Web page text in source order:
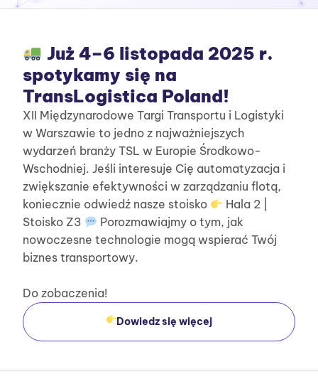
Już 4–6 listopada 2025 r.
spotykamy się na
TransLogistica Poland!
XII Międzynarodowe Targi Transportu i Logistyki
w Warszawie to jedno z najważniejszych
wydarzeń branży TSL w Europie Środkowo-
Wschodniej. Jeśli interesuje Cię automatyzacja i
zwiększanie efektywności w zarządzaniu flotą,
koniecznie odwiedź nasze stoisko
Hala 2 |
Stoisko Z3
Porozmawiajmy o tym, jak
nowoczesne technologie mogą wspierać Twój
biznes transportowy.
Do zobaczenia!
Dowiedz się więcej